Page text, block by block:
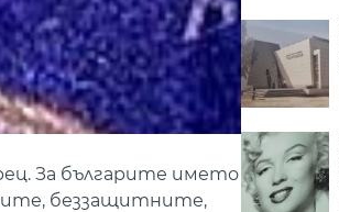
За българите името
беззащитните,